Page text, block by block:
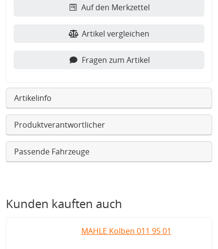
Auf den Merkzettel
Artikel vergleichen
Fragen zum Artikel
Artikelinfo
Produktverantwortlicher
Passende Fahrzeuge
Kunden kauften auch
MAHLE Kolben 011 95 01